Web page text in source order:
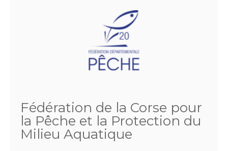
Fédération de la Corse pour
la Pêche et la Protection du
Milieu Aquatique